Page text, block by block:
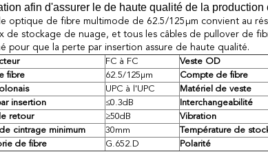
afin d'assurer le de haute qualité de la production
optique de fibre multimode de 62.5/125μm convient au
de stockage de nuage, et tous les câbles de pullover de
pour que la perte par insertion assure de haute qualité.
FC à FC Veste OD
fibre
62.5/125μm Compte de fibre
UPC à l'UPC Matériel de veste
insertion
≤0.3dB Interchangeabilité
retour
≥50dB Vibration
cintrage minimum
30mm Température de
de fibre
G.652.D Polarité